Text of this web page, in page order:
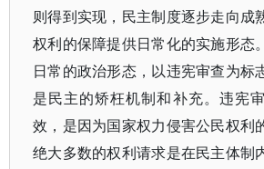
则得到实现，民主制度逐步走向成
权利的保障提供日常化的实施形态
日常的政治形态，以违宪审查为标
是民主的矫枉机制和补充。违宪
效，是因为国家权力侵害公民权利
绝大多数的权利请求是在民主体制